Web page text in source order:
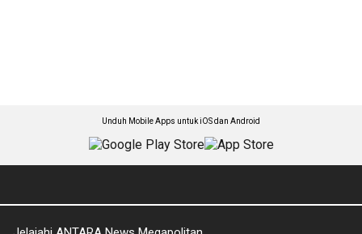
Unduh Mobile Apps untuk iOS dan Android